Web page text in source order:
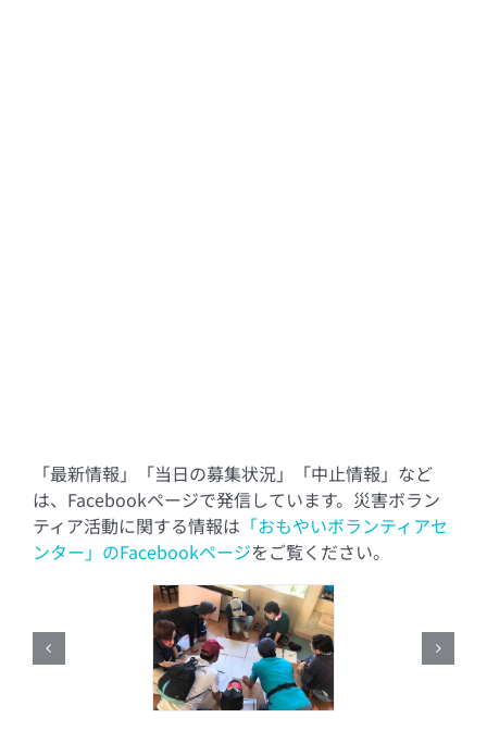
「最新情報」「当日の募集状況」「中止情報」など
は、Facebookページで発信しています。災害ボラン
ティア活動に関する情報は 「おもやいボランティアセ
ンター」のFacebookページをご覧ください。